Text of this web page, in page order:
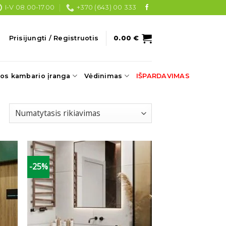
I-V 08.00-17.00 +370 (643) 00 333
Prisijungti / Registruotis 0.00€
kambario įranga Vėdinimas IŠPARDAVIMAS
-25%